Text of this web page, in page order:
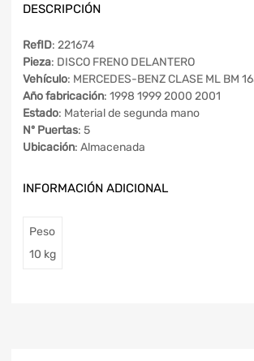
DESCRIPCIÓN
RefID: 221674
Pieza: DISCO FRENO DELANTERO
Vehículo: MERCEDES-BENZ CLASE ML BM
Año fabricación: 1998 1999 2000 2001
Estado: Material de segunda mano
Nº Puertas: 5
Ubicación: Almacenada
INFORMACIÓN ADICIONAL
Peso
10 kg